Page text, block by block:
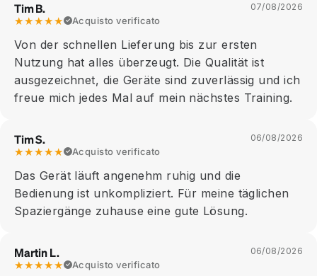
Tim B.
★★★★★ Acquisto verificato
07/08/2026
Von der schnellen Lieferung bis zur ersten
Nutzung hat alles überzeugt. Die Qualität ist
ausgezeichnet, die Geräte sind zuverlässig und ich
freue mich jedes Mal auf mein nächstes Training.
Tim S.
★★★★★ Acquisto verificato
06/08/2026
Das Gerät läuft angenehm ruhig und die
Bedienung ist unkompliziert. Für meine täglichen
Spaziergänge zuhause eine gute Lösung.
Martin L.
★★★★★ Acquisto verificato
06/08/2026